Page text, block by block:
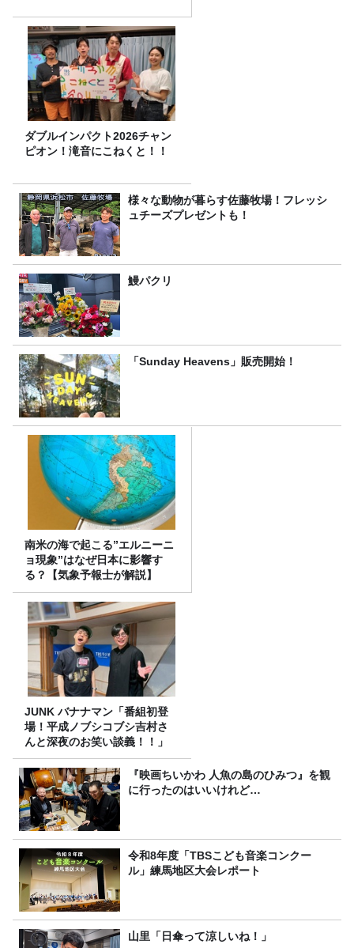
ダブルインパクト2026チャン
ピオン！滝音にこねくと！！
様々な動物が暮らす佐藤牧場！フレッシ
ュチーズプレゼントも！
鰻パクリ
「Sunday Heavens」販売開始！
南米の海で起こる”エルニーニ
ョ現象”はなぜ日本に影響す
る？【気象予報士が解説】
JUNK バナナマン「番組初登
場！平成ノブシコブシ吉村さ
んと深夜のお笑い談義！！」
『映画ちいかわ 人魚の島のひみつ』を観
に行ったのはいいけれど…
令和8年度「TBSこども音楽コンクー
ル」練馬地区大会レポート
山里「日傘って涼しいね！」